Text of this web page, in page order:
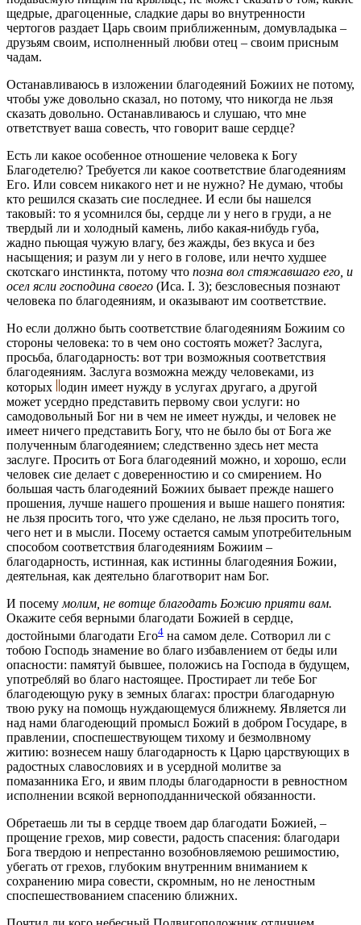
щедрые, драгоценные, сладкие дары во внутренности
чертогов раздает Царь своим приближенным, домувладыка –
друзьям своим, исполненный любви отец – своим присным
чадам.
Останавливаюсь в изложении благодеяний Божиих не потому,
чтобы уже довольно сказал, но потому, что никогда не льзя
сказать довольно. Останавливаюсь и слушаю, что мне
ответствует ваша совесть, что говорит ваше сердце?
Есть ли какое особенное отношение человека к Богу
Благодетелю? Требуется ли какое соответствие благодеяниям
Его. Или совсем никакого нет и не нужно? Не думаю, чтобы
кто решился сказать сие последнее. И если бы нашелся
таковый: то я усомнился бы, сердце ли у него в груди, а не
твердый ли и холодный камень, либо какая-нибудь губа,
жадно пьющая чужую влагу, без жажды, без вкуса и без
насыщения; и разум ли у него в голове, или нечто худшее
скотскаго инстинкта, потому что noзнa вол стяжавшаго его, и
осел ясли господина своего (Иса. I. 3); безсловесныя познают
человека по благодеяниям, и оказывают им соответствие.
Но если должно быть соответствие благодеяниям Божиим со
стороны человека: то в чем оно состоять может? Заслуга,
просьба, благодарность: вот три возможныя соответствия
благодеяниям. Заслуга возможна между человеками, из
которых один имеет нужду в услугах другаго, а другой
может усердно представить первому свои услуги: но
самодовольный Бог ни в чем не имеет нужды, и человек не
имеет ничего представить Богу, что не было бы от Бога же
полученным благодеянием; следственно здесь нет места
заслуге. Просить от Бога благодеяний можно, и хорошо, если
человек сие делает с доверенностию и со смирением. Но
большая часть благодеяний Божиих бывает прежде нашего
прошения, лучше нашего прошения и выше нашего понятия:
не льзя просить того, что уже сделано, не льзя просить того,
чего нет и в мысли. Посему остается самым употребительным
способом соответствия благодеяниям Божиим –
благодарность, истинная, как истинны благодеяния Божии,
деятельная, как деятельно благотворит нам Бог.
И посему молим, не вотще благодать Божию прияти вам.
Окажите себя верными благодати Божией в сердце,
достойными благодати Его4 на самом деле. Сотворил ли с
тобою Господь знамение во благо избавлением от беды или
опасности: памятуй бывшее, положись на Господа в будущем,
употребляй во благо настоящее. Простирает ли тебе Бог
благодеющую руку в земных благах: простри благодарную
твою руку на помощь нуждающемуся ближнему. Является ли
над нами благодеющий промысл Божий в добром Государе, в
правлении, споспешествующем тихому и безмолвному
житию: вознесем нашу благодарность к Царю царствующих в
радостных славословиях и в усердной молитве за
помазанника Его, и явим плоды благодарности в ревностном
исполнении всякой верноподданнической обязанности.
Обретаешь ли ты в сердце твоем дар благодати Божией, –
прощение грехов, мир совести, радость спасения: благодари
Бога твердою и непрестанно возобновляемою решимостию,
убегать от грехов, глубоким внутренним вниманием к
сохранению мира совести, скромным, но не леностным
споспешествованием спасению ближних.